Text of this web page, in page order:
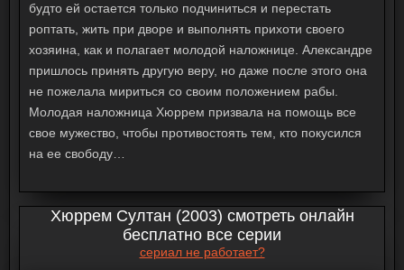
будто ей остается только подчиниться и перестать
роптать, жить при дворе и выполнять прихоти своего
хозяина, как и полагает молодой наложнице. Александре
пришлось принять другую веру, но даже после этого она
не пожелала мириться со своим положением рабы.
Молодая наложница Хюррем призвала на помощь все
свое мужество, чтобы противостоять тем, кто покусился
на ее свободу…
Хюррем Султан (2003) смотреть онлайн
бесплатно все серии
сериал не работает?